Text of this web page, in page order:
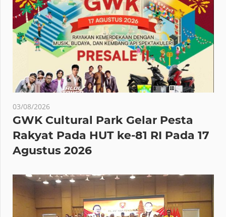
03/08/2026
GWK Cultural Park Gelar Pesta
Rakyat Pada HUT ke-81 RI Pada 17
Agustus 2026